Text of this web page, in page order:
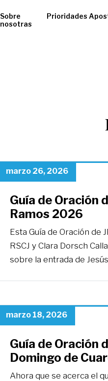
Sobre
nosotras
Prioridades
marzo 26, 2026
Guía de Oración
Ramos 2026
Esta Guía de Oración de
RSCJ y Clara Dorsch
sobre la entrada de
marzo 18, 2026
Guía de Oración
Domingo de
Ahora que se acerca el